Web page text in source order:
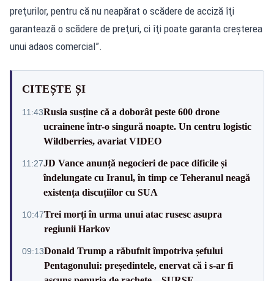
preţurilor, pentru că nu neapărat o scădere de acciză îţi
garantează o scădere de preţuri, ci îţi poate garanta creşterea
unui adaos comercial”.
CITEȘTE ȘI
11:43Rusia susține că a doborât peste 600 drone
ucrainene într-o singură noapte. Un centru logistic
Wildberries, avariat VIDEO
11:27JD Vance anunță negocieri de pace dificile și
îndelungate cu Iranul, în timp ce Teheranul neagă
existența discuțiilor cu SUA
10:47Trei morți în urma unui atac rusesc asupra
regiunii Harkov
09:13Donald Trump a răbufnit împotriva șefului
Pentagonului: președintele, enervat că i s-ar fi